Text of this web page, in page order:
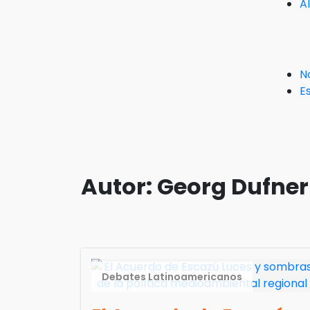
Autor: Georg Dufner
Debates Latinoamericanos